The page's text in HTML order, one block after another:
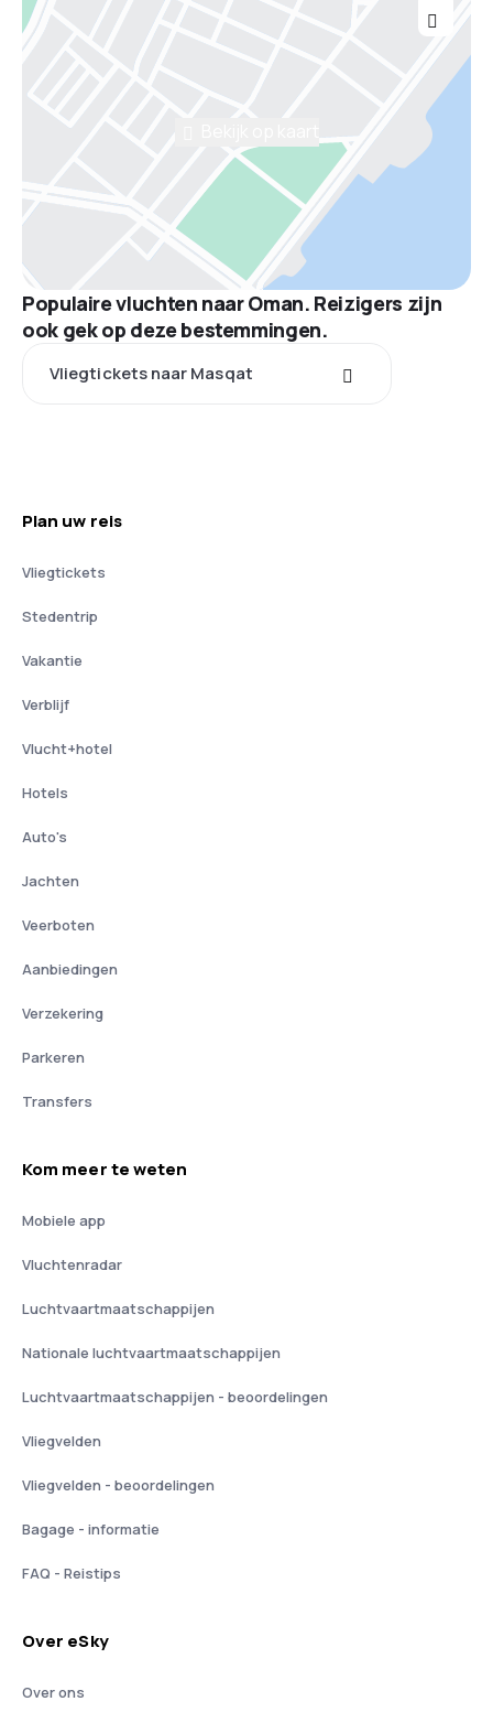
Populaire vluchten naar Oman. Reizigers zijn
ook gek op deze bestemmingen.
Vliegtickets naar Masqat
Plan uw reis
Vliegtickets
Stedentrip
Vakantie
Verblijf
Vlucht+hotel
Hotels
Auto's
Jachten
Veerboten
Aanbiedingen
Verzekering
Parkeren
Transfers
Kom meer te weten
Mobiele app
Vluchtenradar
Luchtvaartmaatschappijen
Nationale luchtvaartmaatschappijen
Luchtvaartmaatschappijen - beoordelingen
Vliegvelden
Vliegvelden - beoordelingen
Bagage - informatie
FAQ - Reistips
Over eSky
Over ons